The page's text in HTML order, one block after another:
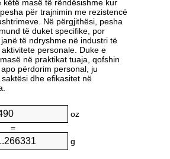
këtë masë të rëndësishme kur
për trajnimin me rezistencë
Në përgjithësi, pesha
të duket specifike, por
të ndryshme në industri të
personale. Duke e
në praktikat tuaja, qofshin
përdorim personal, ju
dhe efikasitet në
oz
=
g